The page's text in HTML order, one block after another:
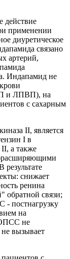
действие
применении
диуретическое
связано
артерий,
Индапамид не
и ЛПВП), на
с сахарным
II, является
I в
а также
результате
снижает
ренина
обратной связи;
постнагрузку
на
не
вызывает